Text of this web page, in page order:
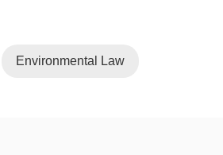
Environmental Law